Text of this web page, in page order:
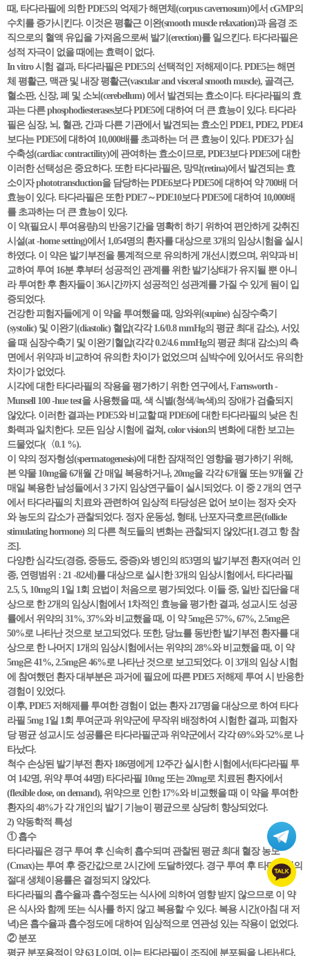
때, 타다라필에 의한 PDE5의 억제가 해면체(corpus cavernosum)에서 cGMP의
수치를 증가시킨다. 이것은 평활근 이완(smooth muscle relaxation)과 음경 조
직으로의 혈액 유입을 가져옴으로써 발기(erection)를 일으킨다. 타다라필은
성적 자극이 없을 때에는 효력이 없다.
In vitro 시험 결과, 타다라필은 PDE5의 선택적인 저해제이다. PDE5는 해면
체 평활근, 맥관 및 내장 평활근(vascular and visceral smooth muscle), 골격근,
혈소판, 신장, 폐 및 소뇌(cerebellum) 에서 발견되는 효소이다. 타다라필의 효
과는 다른 phosphodiesterases보다 PDE5에 대하여 더 큰 효능이 있다. 타다라
필은 심장, 뇌, 혈관, 간과 다른 기관에서 발견되는 효소인 PDE1, PDE2, PDE4
보다는 PDE5에 대하여 10,000배를 초과하는 더 큰 효능이 있다. PDE3가 심
수축성(cardiac contractility)에 관여하는 효소이므로, PDE3보다 PDE5에 대한
이러한 선택성은 중요하다. 또한 타다라필은, 망막(retina)에서 발견되는 효
소이자 phototransduction을 담당하는 PDE6보다 PDE5에 대하여 약 700배 더
효능이 있다. 타다라필은 또한 PDE7～PDE10보다 PDE5에 대하여 10,000배
를 초과하는 더 큰 효능이 있다.
이 약(필요시 투여용량)의 반응기간을 명확히 하기 위하여 편안하게 갖취진
시설(at -home setting)에서 1,054명의 환자를 대상으로 3개의 임상시험을 실시
하였다. 이 약은 발기부전을 통계적으로 유의하게 개선시켰으며, 위약과 비
교하여 투여 16분 후부터 성공적인 관계를 위한 발기상태가 유지될 뿐 아니
라 투여한 후 환자들이 36시간까지 성공적인 성관계를 가질 수 있게 됨이 입
증되었다.
건강한 피험자들에게 이 약을 투여했을 때, 앙와위(supine) 심장수축기
(systolic) 및 이완기(diastolic) 혈압(각각 1.6/0.8 mmHg의 평균 최대 감소), 서있
을 때 심장수축기 및 이완기혈압(각각 0.2/4.6 mmHg의 평균 최대 감소)의 측
면에서 위약과 비교하여 유의한 차이가 없었으며 심박수에 있어서도 유의한
차이가 없었다.
시각에 대한 타다라필의 작용을 평가하기 위한 연구에서, Farnsworth -
Munsell 100 -hue test을 사용했을 때, 색 식별(청색/녹색)의 장애가 검출되지
않았다. 이러한 결과는 PDE5와 비교할 때 PDE6에 대한 타다라필의 낮은 친
화력과 일치한다. 모든 임상 시험에 걸쳐, color vision의 변화에 대한 보고는
드물었다(〈0.1 %).
이 약의 정자형성(spermatogenesis)에 대한 잠재적인 영향을 평가하기 위해,
본 약물 10mg을 6개월 간 매일 복용하거나, 20mg을 각각 6개월 또는 9개월 간
매일 복용한 남성들에서 3 가지 임상연구들이 실시되었다. 이 중 2 개의 연구
에서 타다라필의 치료와 관련하여 임상적 타당성은 없어 보이는 정자 숫자
와 농도의 감소가 관찰되었다. 정자 운동성, 형태, 난포자극호르몬(follicle
stimulating hormone) 의 다른 척도들의 변화는 관찰되지 않았다[1.경고 항 참
조].
다양한 심각도(경증, 중등도, 중증)와 병인의 853명의 발기부전 환자(여러 인
종, 연령범위 : 21 -82세)를 대상으로 실시한 3개의 임상시험에서, 타다라필
2.5, 5, 10mg의 1일 1회 요법이 처음으로 평가되었다. 이들 중, 일반 집단을 대
상으로 한 2개의 임상시험에서 1차적인 효능을 평가한 결과, 성교시도 성공
률에서 위약의 31%, 37%와 비교했을 때, 이 약 5mg은 57%, 67%, 2.5mg은
50%로 나타난 것으로 보고되었다. 또한, 당뇨를 동반한 발기부전 환자를 대
상으로 한 나머지 1개의 임상시험에서는 위약의 28%와 비교했을 때, 이 약
5mg은 41%, 2.5mg은 46%로 나타난 것으로 보고되었다. 이 3개의 임상 시험
에 참여했던 환자 대부분은 과거에 필요에 따른 PDE5 저해제 투여 시 반응한
경험이 있었다.
이후, PDE5 저해제를 투여한 경험이 없는 환자 217명을 대상으로 하여 타다
라필 5mg 1일 1회 투여군과 위약군에 무작위 배정하여 시험한 결과, 피험자
당 평균 성교시도 성공률은 타다라필군과 위약군에서 각각 69%와 52%로 나
타났다.
척수 손상된 발기부전 환자 186명에게 12주간 실시한 시험에서(타다라필 투
여 142명, 위약 투여 44명) 타다라필 10mg 또는 20mg로 치료된 환자에서
(flexible dose, on demand), 위약으로 인한 17%와 비교했을 때 이 약을 투여한
환자의 48%가 각 개인의 발기 기능이 평균으로 상당히 향상되었다.
2) 약동학적 특성
① 흡수
타다라필은 경구 투여 후 신속히 흡수되며 관찰된 평균 최대 혈장 농도
(Cmax)는 투여 후 중간값으로 2시간에 도달하였다. 경구 투여 후 타다라필의
절대 생체이용률은 결정되지 않았다.
타다라필의 흡수율과 흡수정도는 식사에 의하여 영향 받지 않으므로 이 약
은 식사와 함께 또는 식사를 하지 않고 복용할 수 있다. 복용 시간(아침 대 저
녁)은 흡수율과 흡수정도에 대하여 임상적으로 연관성 있는 작용이 없었다.
② 분포
평균 분포용적이 약 63 L이며, 이는 타다라필이 조직에 분포됨을 나타낸다.